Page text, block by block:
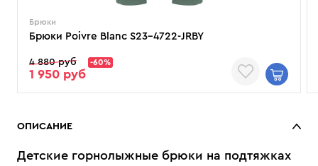
Брюки
Брюки Poivre Blanc S23-4722-JRBY
4 880 руб -60%
1 950 руб
ОПИСАНИЕ
Детские горнолыжные брюки на подтяжках